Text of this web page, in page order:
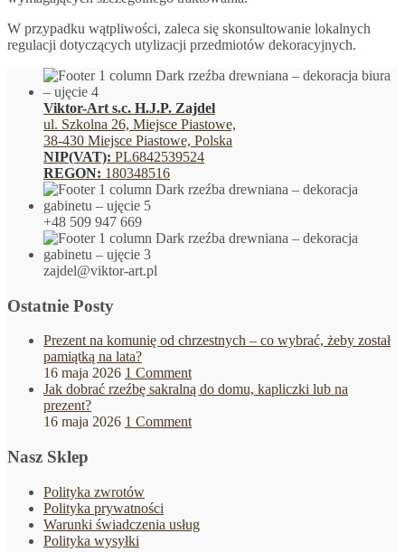
W przypadku wątpliwości, zaleca się skonsultowanie lokalnych
regulacji dotyczących utylizacji przedmiotów dekoracyjnych.
Viktor-Art s.c. H.J.P. Zajdel
ul. Szkolna 26, Miejsce Piastowe,
38-430 Miejsce Piastowe, Polska
NIP(VAT): PL6842539524
REGON: 180348516
+48 509 947 669
zajdel@viktor-art.pl
Ostatnie Posty
Prezent na komunię od chrzestnych – co wybrać, żeby został
pamiątką na lata?
16 maja 2026 1 Comment
Jak dobrać rzeźbę sakralną do domu, kapliczki lub na
prezent?
16 maja 2026 1 Comment
Nasz Sklep
Polityka zwrotów
Polityka prywatności
Warunki świadczenia usług
Polityka wysyłki